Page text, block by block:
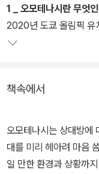
---
북저널리즘은 북
과 밀착한 지식, 지혜로
1 _ 오모테나시란 무엇
2020년 도쿄 올림픽 유
책속에서
오모테나시는 상대방에
대를 미리 헤아려 마음
일 만한 환경과 상황까